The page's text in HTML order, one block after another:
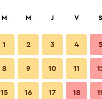
Restaurante
M M J V S
1 2 3 4
8 9 10 11
15 16 17 18